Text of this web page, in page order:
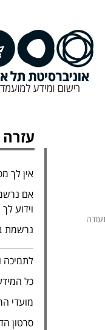
עזרה
אין לך
אם
וידוע
נרשמת
לתמיכה
כל
מועדי
סרטון